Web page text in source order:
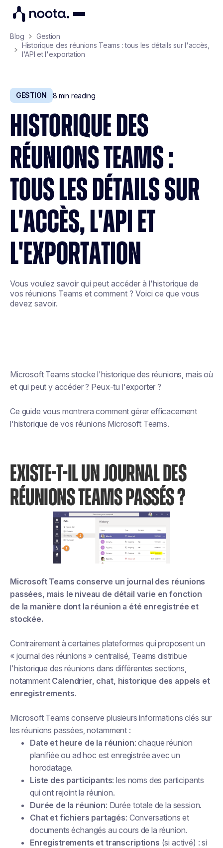
Blog
Gestion
Historique des réunions Teams : tous les détails sur l'accès,
l'API et l'exportation
GESTION 8 min reading
HISTORIQUE DES
RÉUNIONS TEAMS :
TOUS LES DÉTAILS SUR
L'ACCÈS, L'API ET
L'EXPORTATION
Vous voulez savoir qui peut accéder à l'historique de
vos réunions Teams et comment ? Voici ce que vous
devez savoir.
Microsoft Teams stocke l'historique des réunions, mais où
et qui peut y accéder ? Peux-tu l'exporter ?
Ce guide vous montrera comment gérer efficacement
l'historique de vos réunions Microsoft Teams.
EXISTE-T-IL UN JOURNAL DES
RÉUNIONS TEAMS PASSÉS ?
Microsoft Teams conserve un journal des réunions
passées, mais le niveau de détail varie en fonction
de la manière dont la réunion a été enregistrée et
stockée.
Contrairement à certaines plateformes qui proposent un
« journal des réunions » centralisé, Teams distribue
l'historique des réunions dans différentes sections,
notamment Calendrier, chat, historique des appels et
enregistrements.
Microsoft Teams conserve plusieurs informations clés sur
les réunions passées, notamment :
Date et heure de la réunion: chaque réunion
planifiée ou ad hoc est enregistrée avec un
horodatage.
Liste des participants: les noms des participants
qui ont rejoint la réunion.
Durée de la réunion: Durée totale de la session.
Chat et fichiers partagés: Conversations et
documents échangés au cours de la réunion.
Enregistrements et transcriptions (si activé) : si